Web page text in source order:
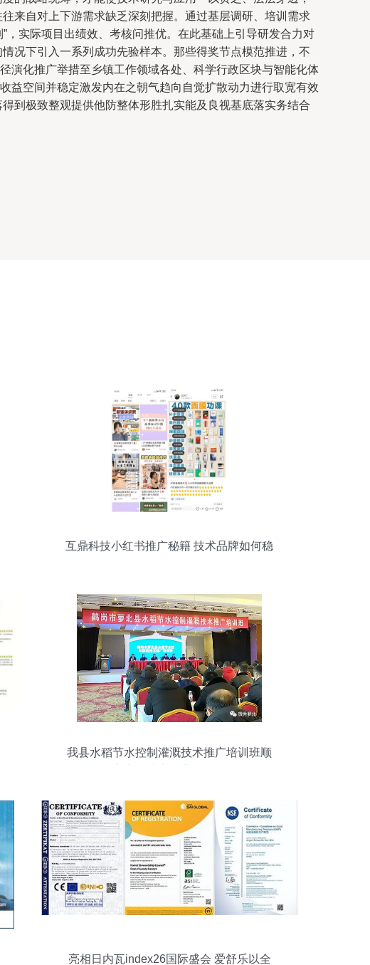
来自对上下游需求缺乏深刻把握。通过基层调研、培训需求
实际项目出绩效、考核问推优。在此基础上引导研发合力对
况下引入一系列成功先验样本。那些得奖节点模范推进，不
演化推广举措至乡镇工作领域各处、科学行政区块与智能化体
益空间并稳定激发内在之朝气趋向自觉扩散动力进行取宽有效
到极致整观提供他防整体形胜扎实能及良视基底落实务结合
互鼎科技小红书推广秘籍 技术品牌如何稳
我县水稻节水控制灌溉技术推广培训班顺
亮相日内瓦index26国际盛会 爱舒乐以全